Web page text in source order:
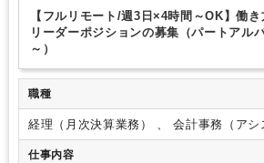
士法人を経験しており、財務・税務・ファイ
ストップで提供できることが強みとなって
働きながら税理士合格されて登録待ちの方が
か、科目合格者の方もいらっしゃいます。ま
世代の方も多くいらっしゃいます。ライフ
方を叶えられます！
したビルに移転しました。ビルの角部屋に
ラス張りで日差しがよく入ります。窓からは
樹、イルミネーションが見えることもござ
ンカーも来ます！
定時早め 16時以前退社OK 1日5時間以内でもOK
シフト勤務 Wワーク可能（副業禁止規定なし）
少人数の職場（所属部門の人数3人以下）
EXCELのスキルが活かせる
【フルリモート/週3日×4時間～OK】働
リーダーポジションの募集（パートアル
～）
職種
経理（月次決算業務） 、 会計事務（アシスタント業務） 、
社会保険・給与
仕事内容